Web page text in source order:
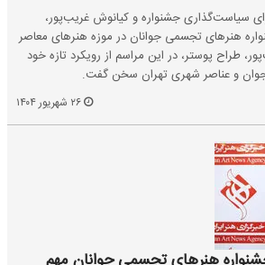
سیاست‌گذاری جشنواره و کیانوش غریب‌پور،
هنرهای تجسمی جوانان در موزه هنرهای معاصر
طراح پوستر، در این مراسم از رویکرد تازه خود
و عناصر شهری تهران سخن گفت.